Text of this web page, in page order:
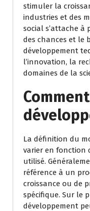
stimuler la
industries et des
social s’attache à
des chances et le
développement
l’innovation, la
domaines de la
La définition du
varier en fonction
utilisé.
référence à un
croissance ou de
spécifique. Sur le
développement